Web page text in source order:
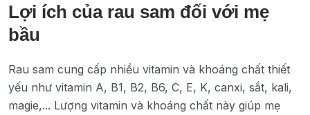
Lợi ích của rau sam đối với mẹ
bầu
Rau sam cung cấp nhiều vitamin và khoáng chất thiết
yếu như vitamin A, B1, B2, B6, C, E, K, canxi, sắt, kali,
magie,... Lượng vitamin và khoáng chất này giúp mẹ